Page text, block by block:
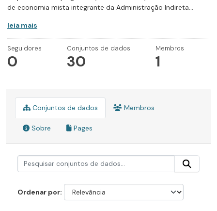
de economia mista integrante da Administração Indireta...
leia mais
Seguidores
0
Conjuntos de dados
30
Membros
1
Conjuntos de dados Membros
Sobre Pages
Ordenar por